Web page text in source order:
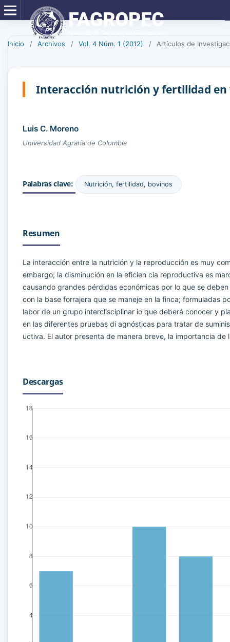
Inicio / Archivos / Vol. 4 Núm. 1 (2012) / Artículos de
Interacción nutrición y fertilidad en
Luis C. Moreno
Universidad Agraria de Colombia
Palabras clave: Nutrición, fertilidad, bovinos
Resumen
La interacción entre la nutrición y la reproducción es muy
embargo; la disminución en la eficien cia reproductiva es
causando grandes pérdidas económicas por lo que se
con la base forrajera que se maneje en la finca; formuladas
labor de un grupo interclisciplinar io que deberá conocer y
en las diferentes pruebas di agnósticas para tratar de
uctiva. El autor presenta de manera breve, la importancia
Descargas